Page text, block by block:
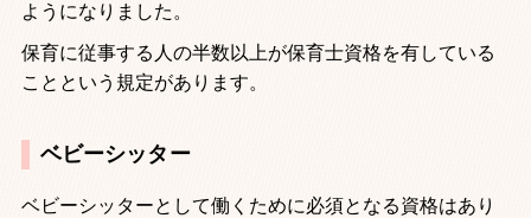
ようになりました。
保育に従事する人の半数以上が保育士資格を有している
ことという規定があります。
ベビーシッター
ベビーシッターとして働くために必須となる資格はあり